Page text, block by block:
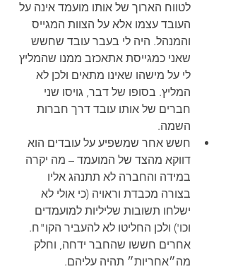
לטווח הארוך של אותו מועמד אינה על
העובד עצמו אלא על הצוות המגייס
והמנהל. היה לי בעבר עובד שחשש
שאני כמגייסת אתאכזב ממנו שהמליץ
לי על מישהו שאינו מתאים ולכן לא
המליץ. בסופו של דבר, גויסו שני
חברים של אותו עובד דרך חברות
השמה.
חשש אחר שמשפיע על עובדים הוא
דווקא מהצד של המועמד – מה יקרה
במידה והחברה לא תתנהג אליו
בצורה מכבדת וראויה (כי אולי לא
ישלחו תשובות שליליות למועמדים
וכו') ולכן החליטו לא להעביר הקו"ח.
אחרים חששו שהחבר ידחה, וחלק
מה״אחריות״ תהיה עליהם.